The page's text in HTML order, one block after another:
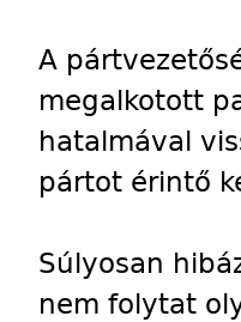
A
megalkotott
hatalmával
pártot érintő
Súlyosan
nem folytat